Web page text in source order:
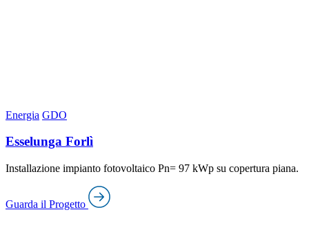
Energia GDO
Esselunga Forlì
Installazione impianto fotovoltaico Pn= 97 kWp su copertura piana.
Guarda il Progetto